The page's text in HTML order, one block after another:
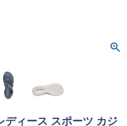
ィース スポーツ カジ